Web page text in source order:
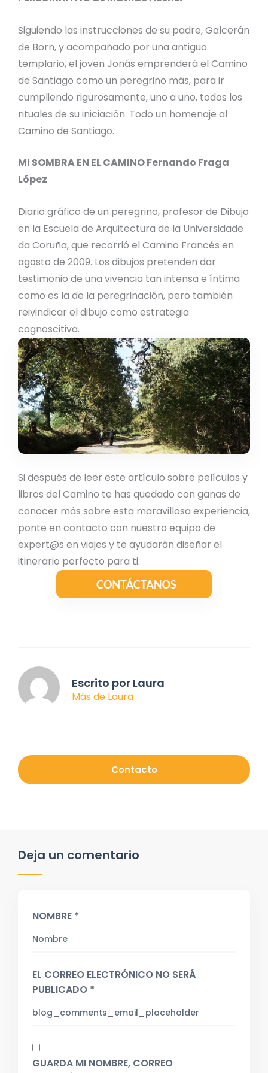
Siguiendo las instrucciones de su padre, Galcerán
de Born, y acompañado por una antiguo
templario, el joven Jonás emprenderá el Camino
de Santiago como un peregrino más, para ir
cumpliendo rigurosamente, uno a uno, todos los
rituales de su iniciación. Todo un homenaje al
Camino de Santiago.
MI SOMBRA EN EL CAMINO Fernando Fraga
López
Diario gráfico de un peregrino, profesor de Dibujo
en la Escuela de Arquitectura de la Universidade
da Coruña, que recorrió el Camino Francés en
agosto de 2009. Los dibujos pretenden dar
testimonio de una vivencia tan intensa e íntima
como es la de la peregrinación, pero también
reivindicar el dibujo como estrategia
cognoscitiva.
Si después de leer este artículo sobre películas y
libros del Camino te has quedado con ganas de
conocer más sobre esta maravillosa experiencia,
ponte en contacto con nuestro equipo de
expert@s en viajes y te ayudarán diseñar el
itinerario perfecto para ti.
Escrito por Laura
Más de Laura
Contacto
Deja un comentario
NOMBRE *
EL CORREO ELECTRÓNICO NO SERÁ
PUBLICADO *
GUARDA MI NOMBRE, CORREO